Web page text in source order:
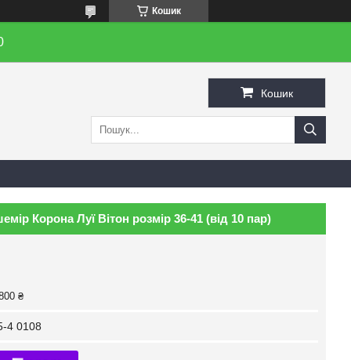
Кошик
Кошик
Корона Луї Вітон розмір 36-41 (від 10 пар)
₴
4 0108